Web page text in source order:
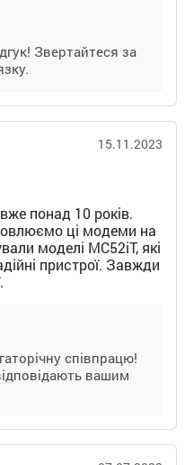
Звертайтеся за
15.11.2023
понад 10 років.
ці модеми на
моделі MC52iT, які
пристрої. Завжди
співпрацю!
вашим